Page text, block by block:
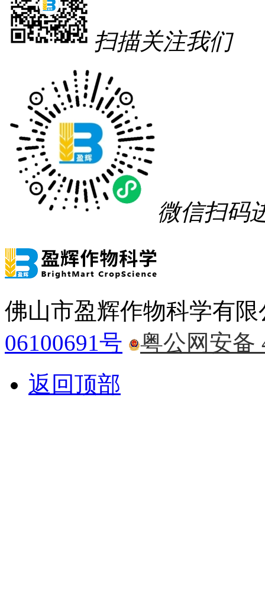
扫描关注我们
微信扫码
佛山市盈辉作物科学有
06100691号
粤公网安备
返回顶部